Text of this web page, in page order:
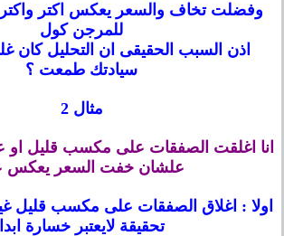
وفضلت تخاف والسعر يعكس اكتر
للمرجن كول
اذن السبب الحقيقى ان التحليل كان
سيادتك طمعت ؟
مثال 2
انا اغلقت الصفقات على مكسب قليل او
علشان خفت السعر يعكس
اولا : اغلاق الصفقات على مكسب قليل
تحقيقة لايعتبر خسارة ابدا